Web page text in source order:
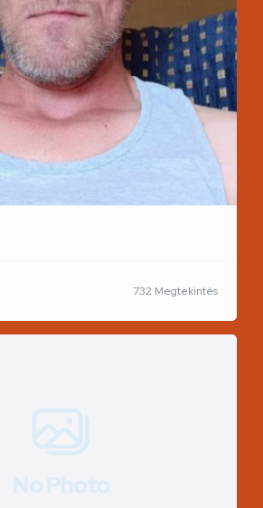
732 Megtekintés